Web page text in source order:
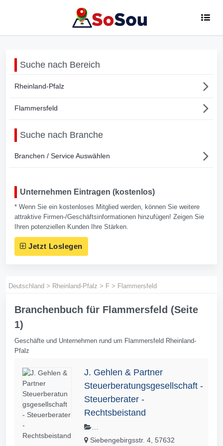
Suche nach Bereich
Rheinland-Pfalz
Flammersfeld
Suche nach Branche
Branchen / Service Auswählen
Unternehmen Eintragen (kostenlos)
* Wenn Sie ein kostenloses Mitglied werden, können Sie weitere
attraktive Firmen-/Geschäftsinformationen hinzufügen! Zeigen Sie
Ihren potenziellen Kunden Ihre Stärken.
Jetzt Loslegen
Deutschland > Rheinland-Pfalz > F > Flammersfeld
Branchenbuch für Flammersfeld (Seite
1)
Geschäfte und Unternehmen rund um Flammersfeld Rheinland-
Pfalz
J. Gehlen & Partner
Steuerberatungsgesellschaft -
Steuerberater -
Rechtsbeistand
Buchhaltung,Controlling,Existenzgrün
Siebengebirgsstr. 4, 57632